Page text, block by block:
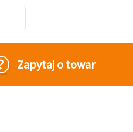
Zapytaj o towar